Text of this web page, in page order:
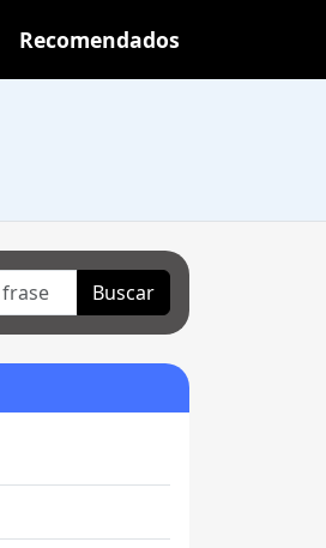
Recomendados
Buscar